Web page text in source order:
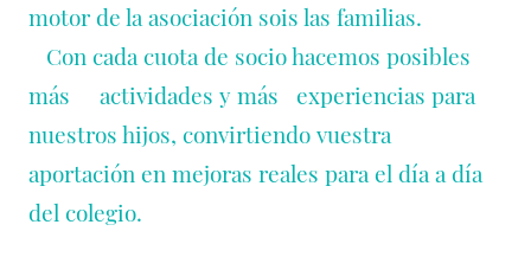
motor de la asociación sois las familias.
Con cada cuota de socio hacemos posibles
más actividades y más experiencias para
nuestros hijos, convirtiendo vuestra
aportación en mejoras reales para el día a día
del colegio.